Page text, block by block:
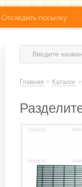
Отследить посылку
Главная » Каталог »